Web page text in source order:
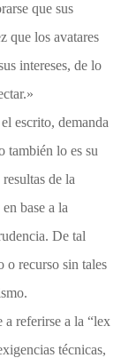
que sus
que los avatares
intereses, de lo
escrito, demanda
también lo es su
de la
base a la
De tal
o recurso sin tales
referirse a la “lex
técnicas,